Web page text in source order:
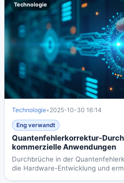
Technologie
Technologie• 2025-10-30 16:14
Eng verwandt
Quantenfehlerkorrektur-
kommerzielle Anwendungen
Durchbrüche in der
die Hardware-Entwicklung und